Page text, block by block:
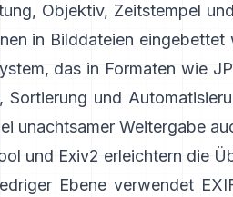
Objektiv, Zeitstempel
in Bilddateien
das in Formaten wie
Sortierung und
unachtsamer Weitergabe
und Exiv2 erleichtern die
Ebene verwendet